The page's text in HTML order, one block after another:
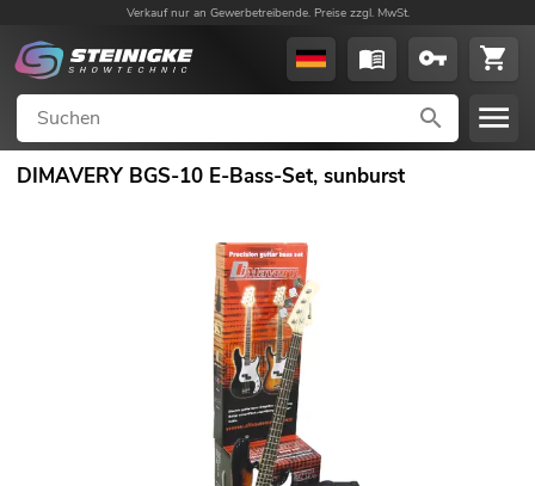
Verkauf nur an Gewerbetreibende. Preise zzgl. MwSt.
DIMAVERY BGS-10 E-Bass-Set, sunburst